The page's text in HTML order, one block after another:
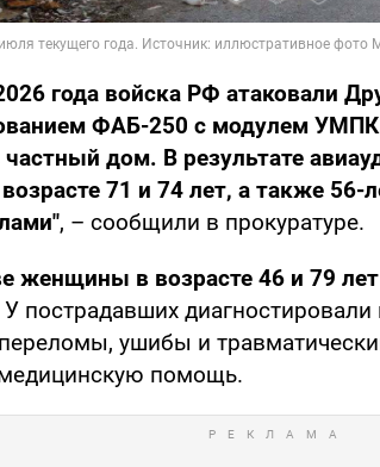
года войска РФ атаковали
ФАБ-250 с модулем
частный дом. В результате
71 и 74 лет, а также
, – сообщили в прокуратуре.
женщины в возрасте 46 и 79
У пострадавших
ушибы и
помощь.